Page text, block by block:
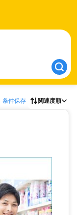
条件保存 関連度順